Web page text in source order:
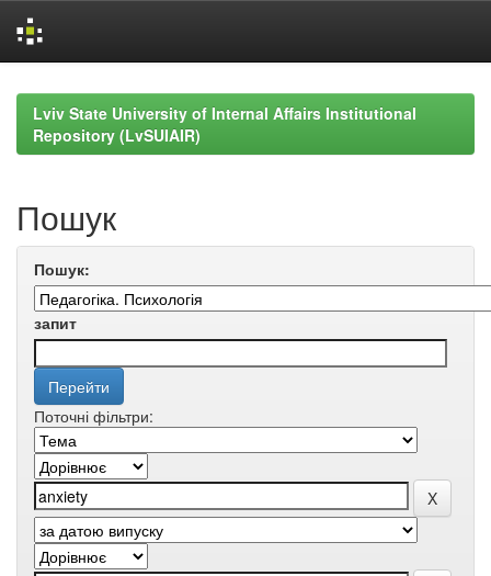
navigationLviv State University of Internal Affairs Institutional
Repository (LvSUIAIR)
Пошук
Пошук:
запит
Поточні фільтри: